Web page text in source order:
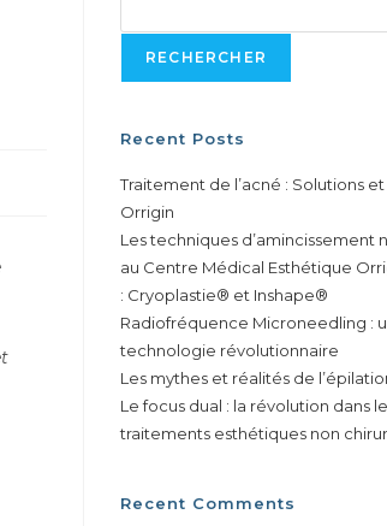
RECHERCHER
Recent Posts
Traitement de l’acné : Solutions
Orrigin
Les techniques d’amincissement
au Centre Médical Esthétique
: Cryoplastie® et Inshape®
Radiofréquence Microneedling :
technologie révolutionnaire
Les mythes et réalités de
Le focus dual : la révolution dans
traitements esthétiques non
Recent Comments